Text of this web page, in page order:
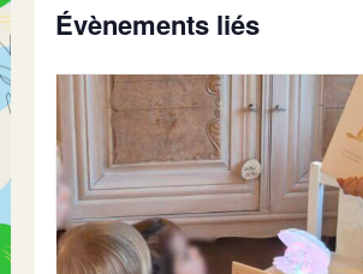
Évènements liés